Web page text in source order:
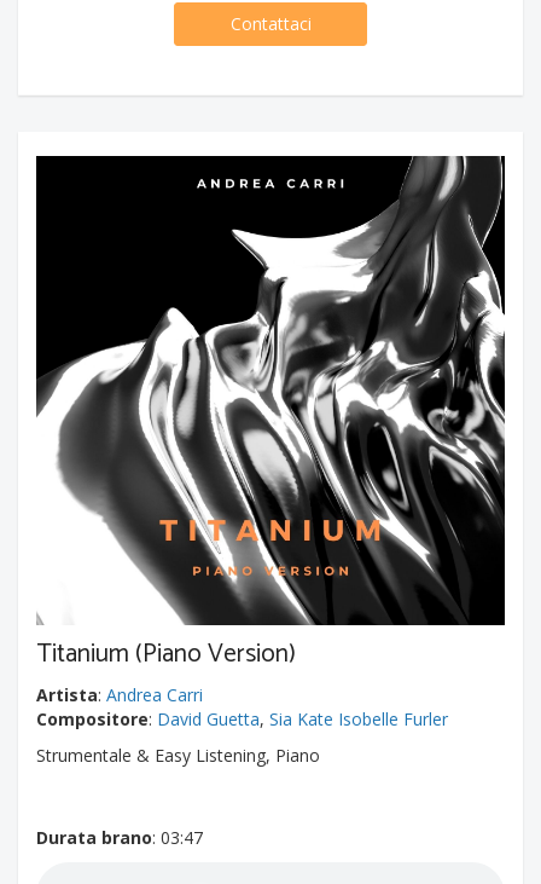
Contattaci
Titanium (Piano Version)
Artista: Andrea Carri
Compositore: David Guetta, Sia Kate Isobelle Furler
Strumentale & Easy Listening, Piano
Durata brano: 03:47